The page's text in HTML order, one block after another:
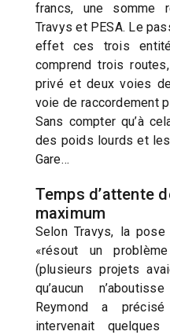
francs, une somme
Travys et PESA. Le
effet ces trois
comprend trois
privé et deux voies
voie de raccordement
Sans compter qu’à
des poids lourds et
Gare…
Temps d’attente
maximum
Selon Travys, la
«résout un
(plusieurs projets
qu’aucun
Reymond a
intervenait